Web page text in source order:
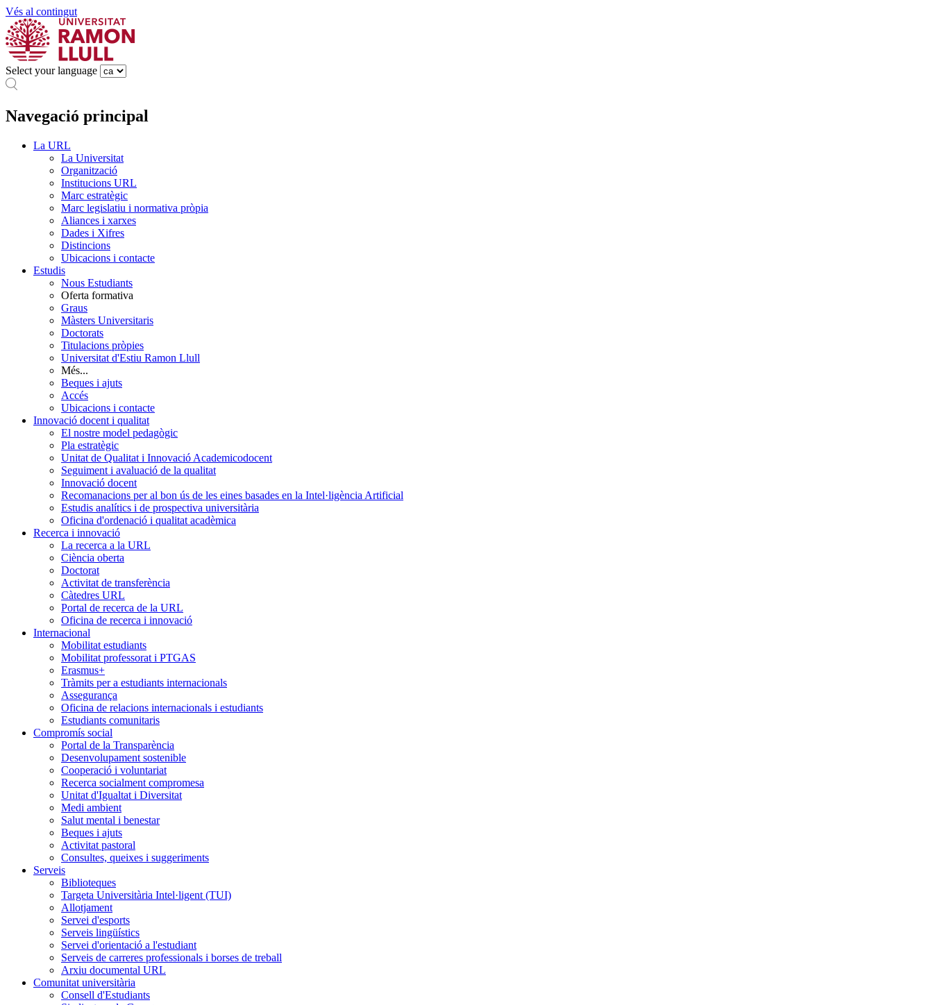
Vés al contingut
Select your language
Navegació principal
La URL
La Universitat
Organització
Institucions URL
Marc estratègic
Marc legislatiu i normativa pròpia
Aliances i xarxes
Dades i Xifres
Distincions
Ubicacions i contacte
Estudis
Nous Estudiants
Oferta formativa
Graus
Màsters Universitaris
Doctorats
Titulacions pròpies
Universitat d'Estiu Ramon Llull
Més...
Beques i ajuts
Accés
Ubicacions i contacte
Innovació docent i qualitat
El nostre model pedagògic
Pla estratègic
Unitat de Qualitat i Innovació Academicodocent
Seguiment i avaluació de la qualitat
Innovació docent
Recomanacions per al bon ús de les eines basades en la Intel·ligència Artificial
Estudis analítics i de prospectiva universitària
Oficina d'ordenació i qualitat acadèmica
Recerca i innovació
La recerca a la URL
Ciència oberta
Doctorat
Activitat de transferència
Càtedres URL
Portal de recerca de la URL
Oficina de recerca i innovació
Internacional
Mobilitat estudiants
Mobilitat professorat i PTGAS
Erasmus+
Tràmits per a estudiants internacionals
Assegurança
Oficina de relacions internacionals i estudiants
Estudiants comunitaris
Compromís social
Portal de la Transparència
Desenvolupament sostenible
Cooperació i voluntariat
Recerca socialment compromesa
Unitat d'Igualtat i Diversitat
Medi ambient
Salut mental i benestar
Beques i ajuts
Activitat pastoral
Consultes, queixes i suggeriments
Serveis
Biblioteques
Targeta Universitària Intel·ligent (TUI)
Allotjament
Servei d'esports
Serveis lingüístics
Servei d'orientació a l'estudiant
Serveis de carreres professionals i borses de treball
Arxiu documental URL
Comunitat universitària
Consell d'Estudiants